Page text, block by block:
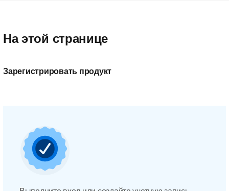
На этой странице
Зарегистрировать продукт